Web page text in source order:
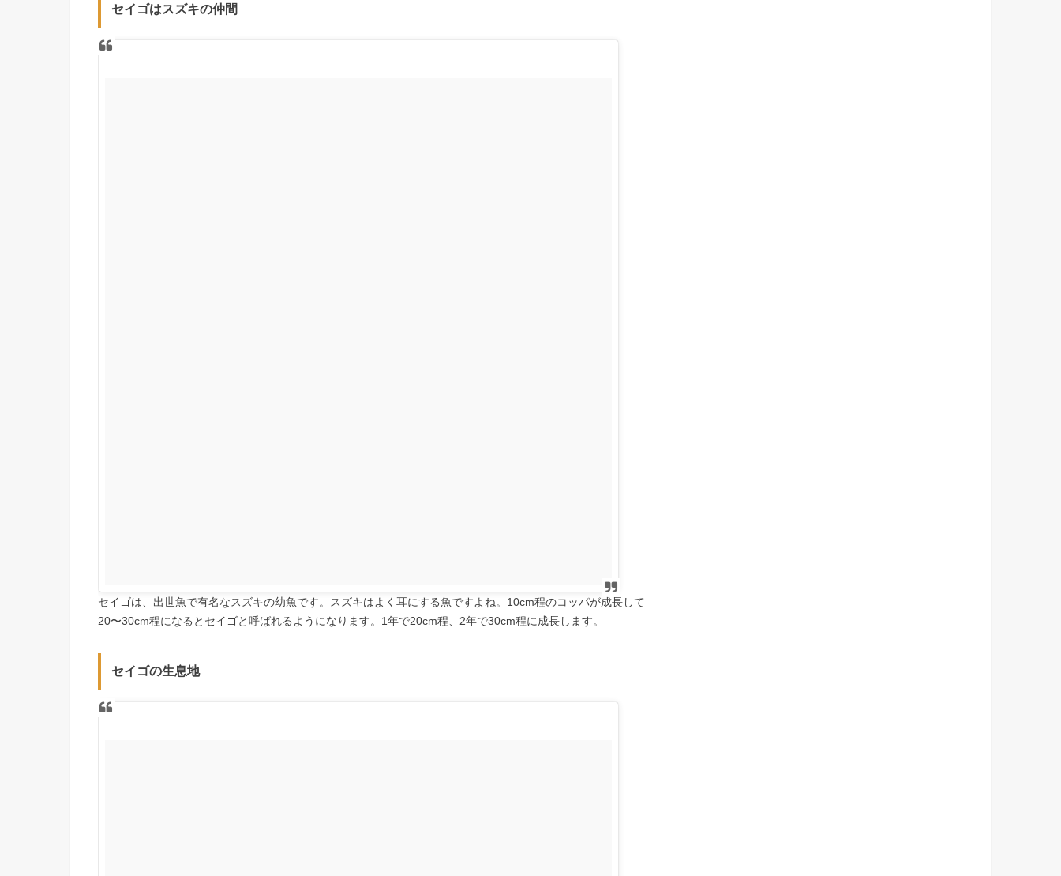
セイゴはスズキの仲間
セイゴは、出世魚で有名なスズキの幼魚です。スズキはよく耳にする魚ですよね。10cm程のコッパが成長して
20〜30cm程になるとセイゴと呼ばれるようになります。1年で20cm程、2年で30cm程に成長します。
セイゴの生息地